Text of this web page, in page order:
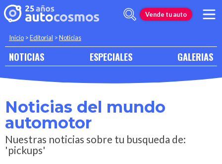
Vende tu auto
Inicio >Editorial >Noticias
NOTICIAS ESPECIALES GALERIAS
Noticias del mundo
automotor
Nuestras noticias sobre tu busqueda de:
'pickups'